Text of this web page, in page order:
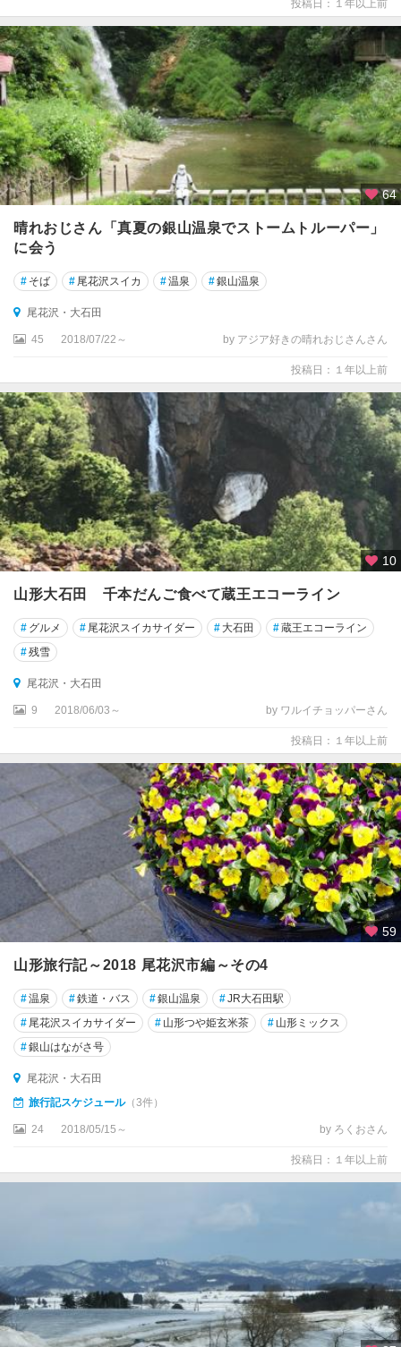
投稿日：１年以上前
64
晴れおじさん「真夏の銀山温泉でストームトルーパー」
に会う
# そば # 尾花沢スイカ #温泉 #銀山温泉
尾花沢・大石田
45 2018/07/22～ by アジア好きの晴れおじさんさん
投稿日：１年以上前
10
山形大石田 千本だんご食べて蔵王エコーライン
# グルメ # 尾花沢スイカサイダー # 大石田 #蔵王エコーライン
#残雪
尾花沢・大石田
9 2018/06/03～ by ワルイチョッパーさん
投稿日：１年以上前
59
山形旅行記～2018 尾花沢市編～その4
#温泉 #鉄道・バス #銀山温泉 #JR大石田駅
# 尾花沢スイカサイダー # 山形つや姫玄米茶 # 山形ミックス
#銀山はながさ号
尾花沢・大石田
旅行記スケジュール（3件）
24 2018/05/15～ by ろくおさん
投稿日：１年以上前